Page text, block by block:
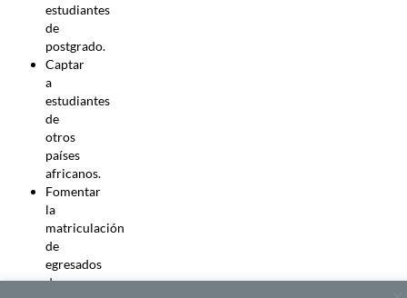
estudiantes
de
postgrado.
Captar
a
estudiantes
de
otros
países
africanos.
Fomentar
la
matriculación
de
egresados
de